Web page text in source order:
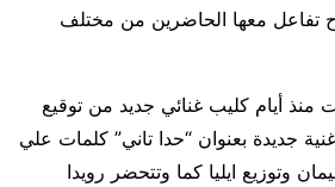
تفاعل معها الحاضرين من مختلف
أيام كليب غنائي جديد من توقيع
جديدة بعنوان “حدا تاني” كلمات علي
وتوزيع ايليا كما وتتحضر رويدا